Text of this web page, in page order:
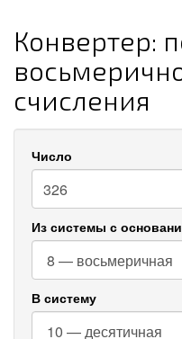
Конвертер:
счисления
Число
Из системы с
В систему